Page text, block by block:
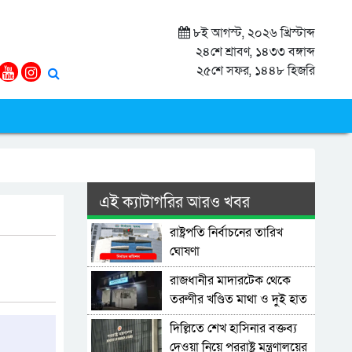
৮ই আগস্ট, ২০২৬ খ্রিস্টাব্দ
২৪শে শ্রাবণ, ১৪৩৩ বঙ্গাব্দ
২৫শে সফর, ১৪৪৮ হিজরি
এই ক্যাটাগরির আরও খবর
রাষ্ট্রপতি নির্বাচনের তারিখ
ঘোষণা
রাজধানীর মাদারটেক থেকে
তরুণীর খণ্ডিত মাথা ও দুই হাত
উদ্ধার
দিল্লিতে শেখ হাসিনার বক্তব্য
দেওয়া নিয়ে পররাষ্ট্র মন্ত্রণালয়ের